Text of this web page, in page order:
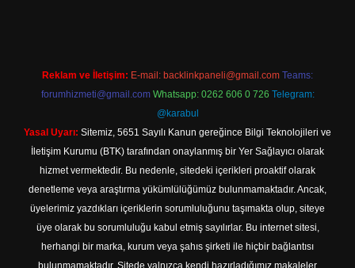
Reklam ve İletişim: E-mail: backlinkpaneli@gmail.com Teams:
forumhizmeti@gmail.com Whatsapp: 0262 606 0 726 Telegram:
@karabul
Yasal Uyarı: Sitemiz, 5651 Sayılı Kanun gereğince Bilgi Teknolojileri ve
İletişim Kurumu (BTK) tarafından onaylanmış bir Yer Sağlayıcı olarak
hizmet vermektedir. Bu nedenle, sitedeki içerikleri proaktif olarak
denetleme veya araştırma yükümlülüğümüz bulunmamaktadır. Ancak,
üyelerimiz yazdıkları içeriklerin sorumluluğunu taşımakta olup, siteye
üye olarak bu sorumluluğu kabul etmiş sayılırlar. Bu internet sitesi,
herhangi bir marka, kurum veya şahıs şirketi ile hiçbir bağlantısı
bulunmamaktadır. Sitede yalnızca kendi hazırladığımız makaleler